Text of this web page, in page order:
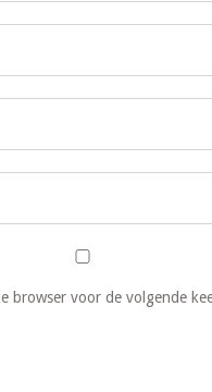
browser voor de volgende